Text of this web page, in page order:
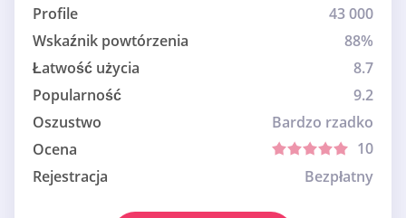
Profile
43 000
Wskaźnik powtórzenia
88%
Łatwość użycia
8.7
Popularność
9.2
Oszustwo
Bardzo rzadko
Ocena
10
Rejestracja
Bezpłatny